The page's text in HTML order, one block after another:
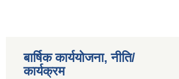
बार्षिक कार्ययोजना, नीति/
कार्यक्रम